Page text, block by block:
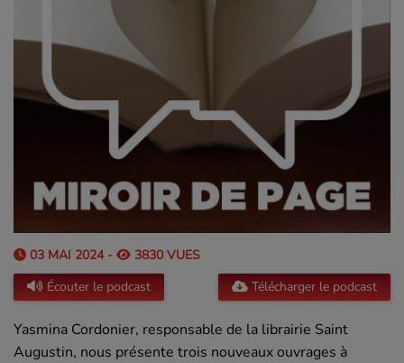
03 MAI 2024 -
3830 VUES
Écouter le podcast
Télécharger le podcast
Yasmina Cordonier, responsable de la librairie Saint
Augustin, nous présente trois nouveaux ouvrages à